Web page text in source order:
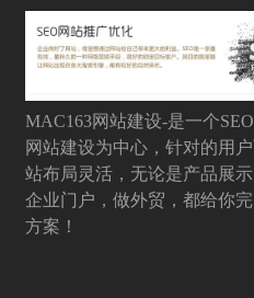
MAC163网站建设-是一个
网站建设为中心，针对的用
站布局灵活，无论是产品展
企业门户，做外贸，都给你
方案！